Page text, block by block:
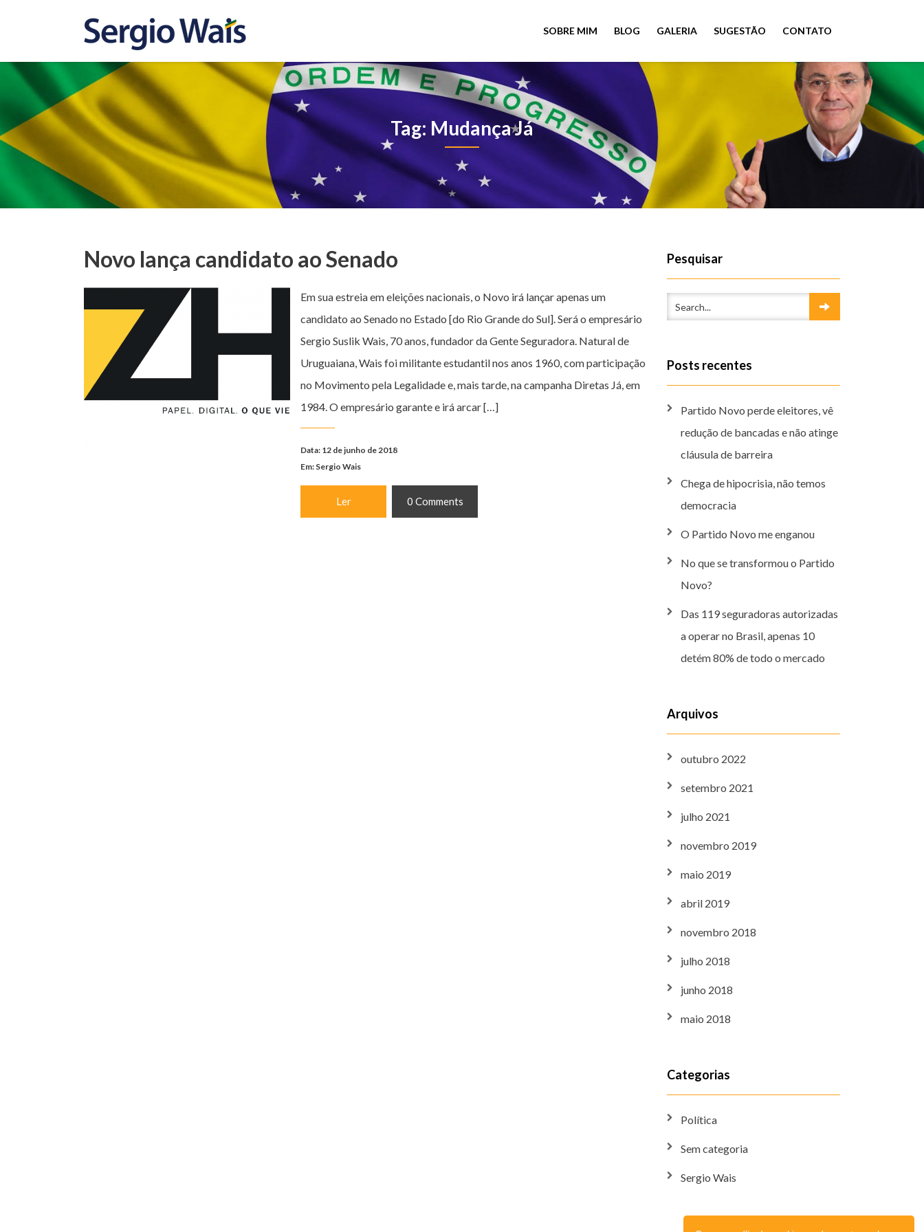
SOBRE MIM BLOG GALERIA SUGESTÃO CONTATO
Tag: Mudança Já
Novo lança candidato ao Senado
Em sua estreia em eleições nacionais, o Novo irá lançar apenas um
candidato ao Senado no Estado [do Rio Grande do Sul]. Será o empresário
Sergio Suslik Wais, 70 anos, fundador da Gente Seguradora. Natural de
Uruguaiana, Wais foi militante estudantil nos anos 1960, com participação
no Movimento pela Legalidade e, mais tarde, na campanha Diretas Já, em
1984. O empresário garante e irá arcar […]
Data: 12 de junho de 2018
Em: Sergio Wais
Ler 0 Comments
Pesquisar
Posts recentes
Partido Novo perde eleitores, vê
redução de bancadas e não atinge
cláusula de barreira
Chega de hipocrisia, não temos
democracia
O Partido Novo me enganou
No que se transformou o Partido
Novo?
Das 119 seguradoras autorizadas
a operar no Brasil, apenas 10
detém 80% de todo o mercado
Arquivos
outubro 2022
setembro 2021
julho 2021
novembro 2019
maio 2019
abril 2019
novembro 2018
julho 2018
junho 2018
maio 2018
Categorias
Política
Sem categoria
Sergio Wais